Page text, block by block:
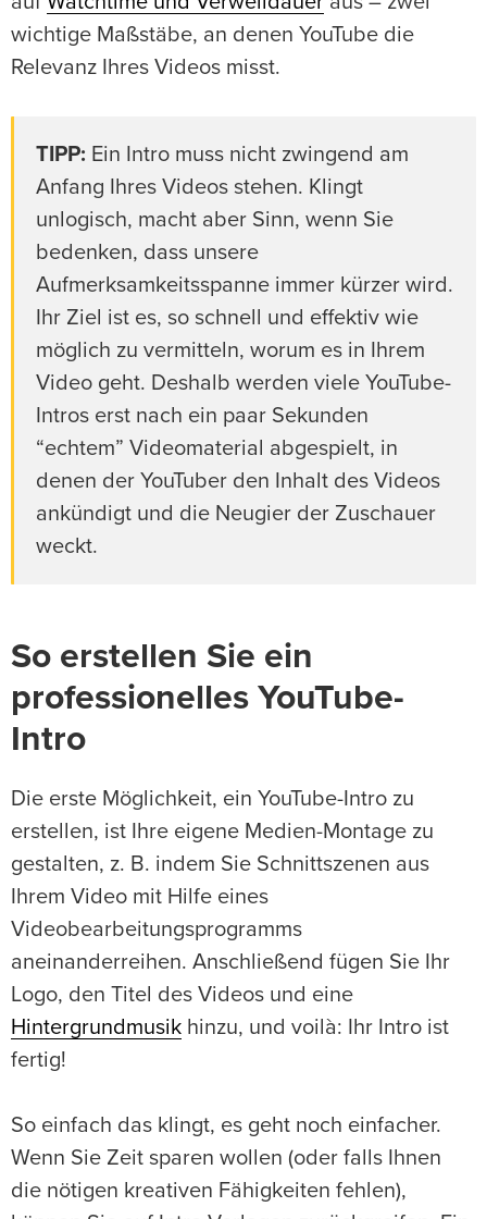
wichtige Maßstäbe, an denen YouTube die
Relevanz Ihres Videos misst.
TIPP: Ein Intro muss nicht zwingend am
Anfang Ihres Videos stehen. Klingt
unlogisch, macht aber Sinn, wenn Sie
bedenken, dass unsere
Aufmerksamkeitsspanne immer kürzer wird.
Ihr Ziel ist es, so schnell und effektiv wie
möglich zu vermitteln, worum es in Ihrem
Video geht. Deshalb werden viele YouTube-
Intros erst nach ein paar Sekunden
“echtem” Videomaterial abgespielt, in
denen der YouTuber den Inhalt des Videos
ankündigt und die Neugier der Zuschauer
weckt.
So erstellen Sie ein
professionelles YouTube-
Intro
Die erste Möglichkeit, ein YouTube-Intro zu
erstellen, ist Ihre eigene Medien-Montage zu
gestalten, z. B. indem Sie Schnittszenen aus
Ihrem Video mit Hilfe eines
Videobearbeitungsprogramms
aneinanderreihen. Anschließend fügen Sie Ihr
Logo, den Titel des Videos und eine
Hintergrundmusik hinzu, und voilà: Ihr Intro ist
fertig!
So einfach das klingt, es geht noch einfacher.
Wenn Sie Zeit sparen wollen (oder falls Ihnen
die nötigen kreativen Fähigkeiten fehlen),